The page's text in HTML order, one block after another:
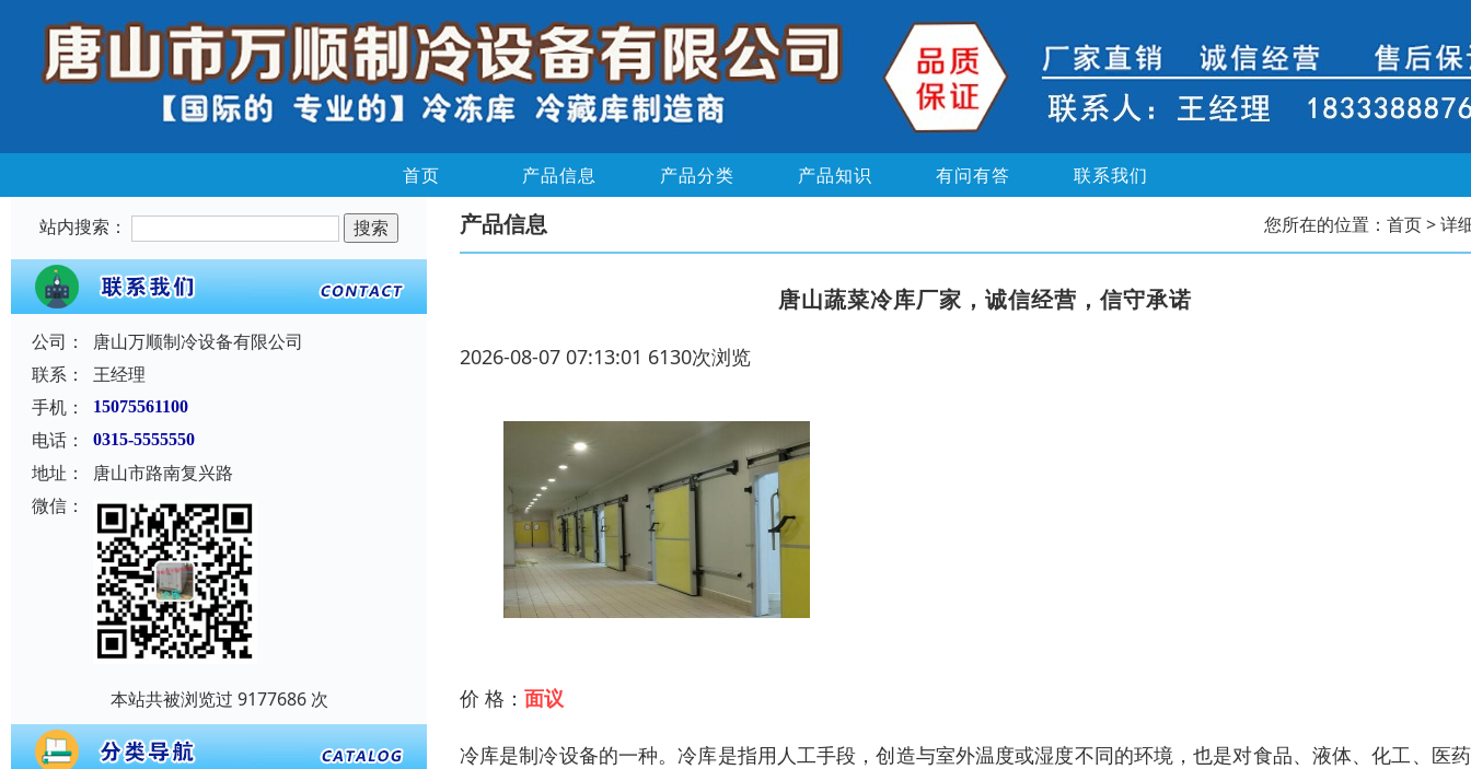
首页 产品信息 产品分类 产品知识 有问有答 联系我们
站内搜索：
公司：
唐山万顺制冷设备有限公司
联系：
王经理
手机：
15075561100
电话： 0315-5555550
地址：
唐山市路南复兴路
微信：
本站共被浏览过 9177686 次
产品信息 您所在的位置： 首页> 详
唐山蔬菜冷库厂家，诚信经营，信守承诺
2026-08-07 07:13:01 6130次浏览
价 格： 面议
冷库是制冷设备的一种。冷库是指用人工手段，创造与室外温度或湿度不同的环境，也是对食品、液体、化工、医